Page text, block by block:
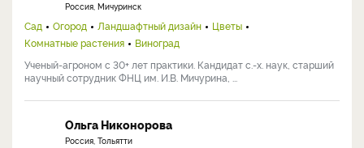
Россия, Мичуринск
Сад Огород Ландшафтный дизайн
Цветы
Комнатные растения
Виноград
Ученый-агроном с 30+ лет практики. Кандидат с.-х. наук, старший
научный сотрудник ФНЦ им. И.В. Мичурина, ...
Ольга Никонорова
Россия, Тольятти